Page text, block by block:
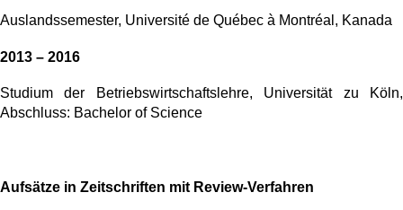
Auslandssemester, Université de Québec à Montréal, Kanada
2013 – 2016
Studium der Betriebswirtschaftslehre, Universität zu Köln,
Abschluss: Bachelor of Science
Aufsätze in Zeitschriften mit Review-Verfahren